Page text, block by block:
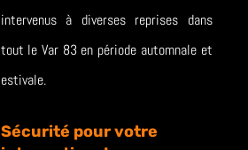
intervenus à diverses reprises dans
tout le Var 83 en période automnale et
estivale.
Sécurité pour votre